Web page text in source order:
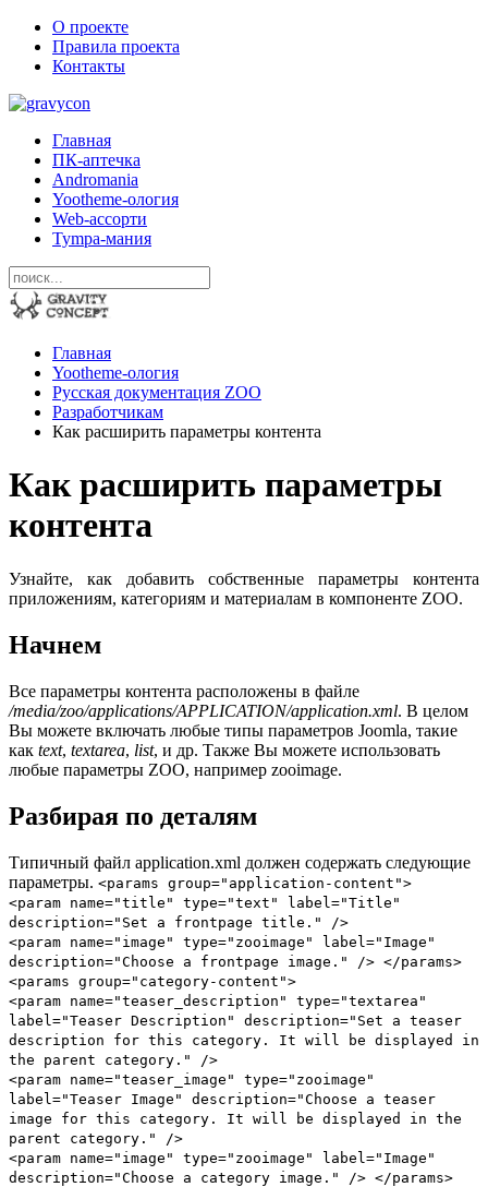
О проекте
Правила проекта
Контакты
Главная
ПК-аптечка
Andromania
Yootheme-ология
Web-ассорти
Tympa-мания
Главная
Yootheme-ология
Русская документация ZOO
Разработчикам
Как расширить параметры контента
Как расширить параметры
контента
Узнайте, как добавить собственные параметры контента
приложениям, категориям и материалам в компоненте ZOO.
Начнем
Все параметры контента расположены в файле
/media/zoo/applications/APPLICATION/application.xml. В целом
Вы можете включать любые типы параметров Joomla, такие
как text, textarea, list, и др. Также Вы можете использовать
любые параметры ZOO, например zooimage.
Разбирая по деталям
Типичный файл application.xml должен содержать следующие
параметры. <params group="application-content">
<param name="title" type="text" label="Title"
description="Set a frontpage title." />
<param name="image" type="zooimage" label="Image"
description="Choose a frontpage image." /> </params>
<params group="category-content">
<param name="teaser_description" type="textarea"
label="Teaser Description" description="Set a teaser
description for this category. It will be displayed in
the parent category." />
<param name="teaser_image" type="zooimage"
label="Teaser Image" description="Choose a teaser
image for this category. It will be displayed in the
parent category." />
<param name="image" type="zooimage" label="Image"
description="Choose a category image." /> </params>